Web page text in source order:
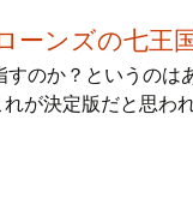
ーンズの七王
のか？というのは
れが決定版だと思わ